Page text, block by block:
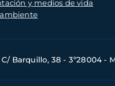
y medios de vida
C/ Barquillo, 38 - 3º28004 -